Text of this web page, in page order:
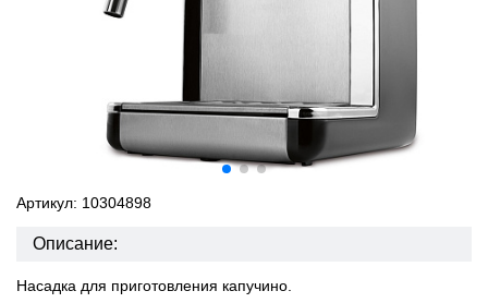
Артикул: 10304898
Описание:
Насадка для приготовления капучино.